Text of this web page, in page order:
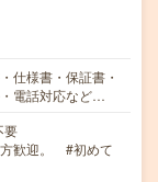
仕様書・保証書・
電話対応など…
要
歓迎。 #初めて